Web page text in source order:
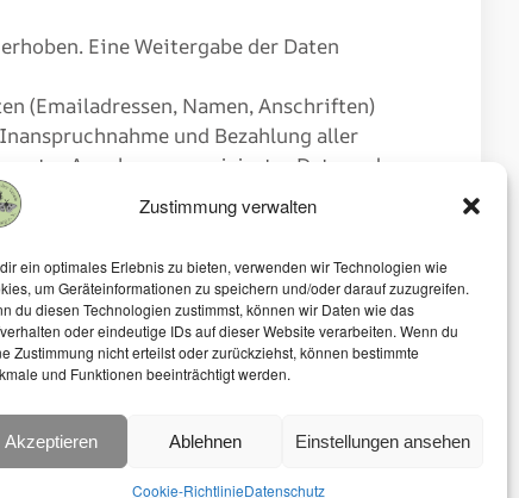
Zustimmung verwalten
ein optimales Erlebnis zu bieten, verwenden wir Technologien wie
um Geräteinformationen zu speichern und/oder darauf zuzugreifen.
du diesen Technologien zustimmst, können wir Daten wie das
oder eindeutige IDs auf dieser Website verarbeiten. Wenn du
Zustimmung nicht erteilst oder zurückziehst, können bestimmte
und Funktionen beeinträchtigt werden.
Akzeptieren Ablehnen Einstellungen ansehen
Cookie-RichtlinieDatenschutz
Eine Weitergabe der Daten
(Emailadressen, Namen, Anschriften)
und Bezahlung aller
Angabe anonymisierter Daten oder
wurde. Sofern Teile oder einzelne
sollten, bleiben die übrigen Teile des
Webagentur
Besucher der Webseite gespeichert
Personen zuordenbar. Eine